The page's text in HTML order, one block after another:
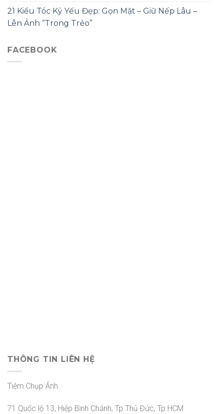
21 Kiểu Tóc Kỷ Yếu Đẹp: Gọn Mặt – Giữ Nếp Lâu –
Lên Ảnh “Trong Trẻo”
FACEBOOK
THÔNG TIN LIÊN HỆ
Tiệm Chụp Ảnh
71 Quốc lộ 13, Hiệp Bình Chánh, Tp.Thủ Đức, Tp.HCM